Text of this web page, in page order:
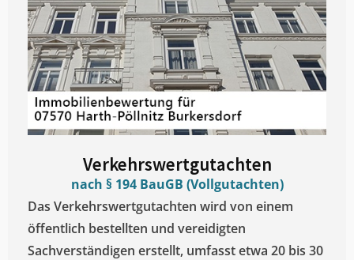
Verkehrswertgutachten
nach § 194 BauGB (Vollgutachten)
Das Verkehrswertgutachten wird von einem
öffentlich bestellten und vereidigten
Sachverständigen erstellt, umfasst etwa 20 bis 30